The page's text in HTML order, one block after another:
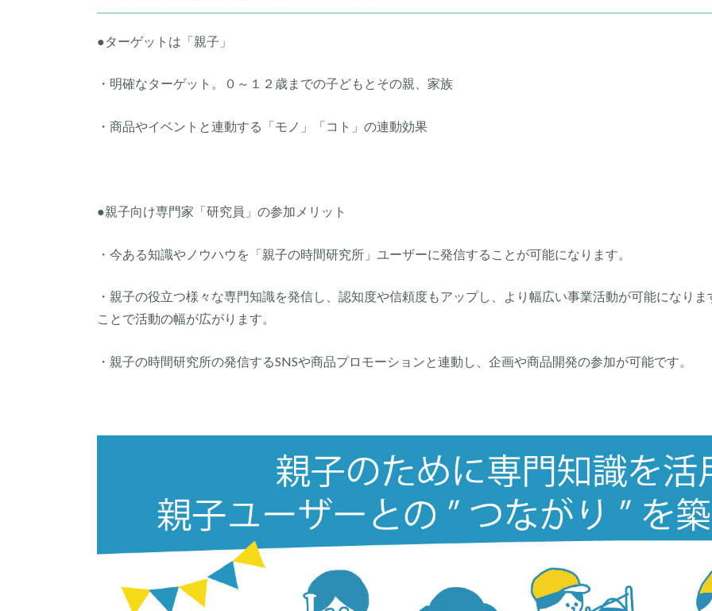
●ターゲットは「親子」
・明確なターゲット。０～１２歳までの子どもとその親、家族
・商品やイベントと連動する「モノ」「コト」の連動効果
●親子向け専門家「研究員」の参加メリット
・今ある知識やノウハウを「親子の時間研究所」ユーザーに発信することが可能になります。
・親子の役立つ様々な専門知識を発信し、認知度や信頼度もアップし、より幅広い事業活動が可能になり
ことで活動の幅が広がります。
・親子の時間研究所の発信するSNSや商品プロモーションと連動し、企画や商品開発の参加が可能です。